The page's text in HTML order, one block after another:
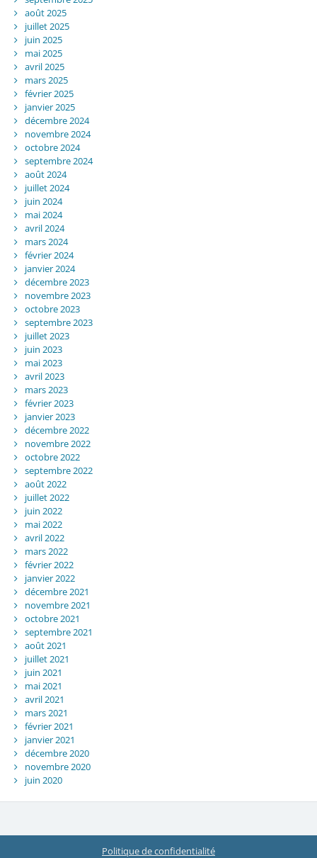
août 2025
juillet 2025
juin 2025
mai 2025
avril 2025
mars 2025
février 2025
janvier 2025
décembre 2024
novembre 2024
octobre 2024
septembre 2024
août 2024
juillet 2024
juin 2024
mai 2024
avril 2024
mars 2024
février 2024
janvier 2024
décembre 2023
novembre 2023
octobre 2023
septembre 2023
juillet 2023
juin 2023
mai 2023
avril 2023
mars 2023
février 2023
janvier 2023
décembre 2022
novembre 2022
octobre 2022
septembre 2022
août 2022
juillet 2022
juin 2022
mai 2022
avril 2022
mars 2022
février 2022
janvier 2022
décembre 2021
novembre 2021
octobre 2021
septembre 2021
août 2021
juillet 2021
juin 2021
mai 2021
avril 2021
mars 2021
février 2021
janvier 2021
décembre 2020
novembre 2020
juin 2020
Politique de confidentialité